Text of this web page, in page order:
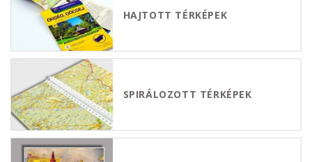
HAJTOTT TÉRKÉPEK
SPIRÁLOZOTT TÉRKÉPEK